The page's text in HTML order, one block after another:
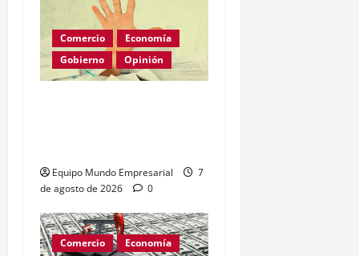
Comercio
Economía
Gobierno
Opinión
Equipo Mundo Empresarial
7
de agosto de 2026
0
Comercio
Economía